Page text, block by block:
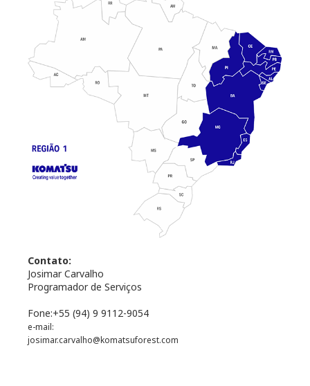
Contato:
Josimar Carvalho
Programador de Serviços
Fone:+55 (94) 9 9112-9054
e-mail:
josimar.carvalho@komatsuforest.com